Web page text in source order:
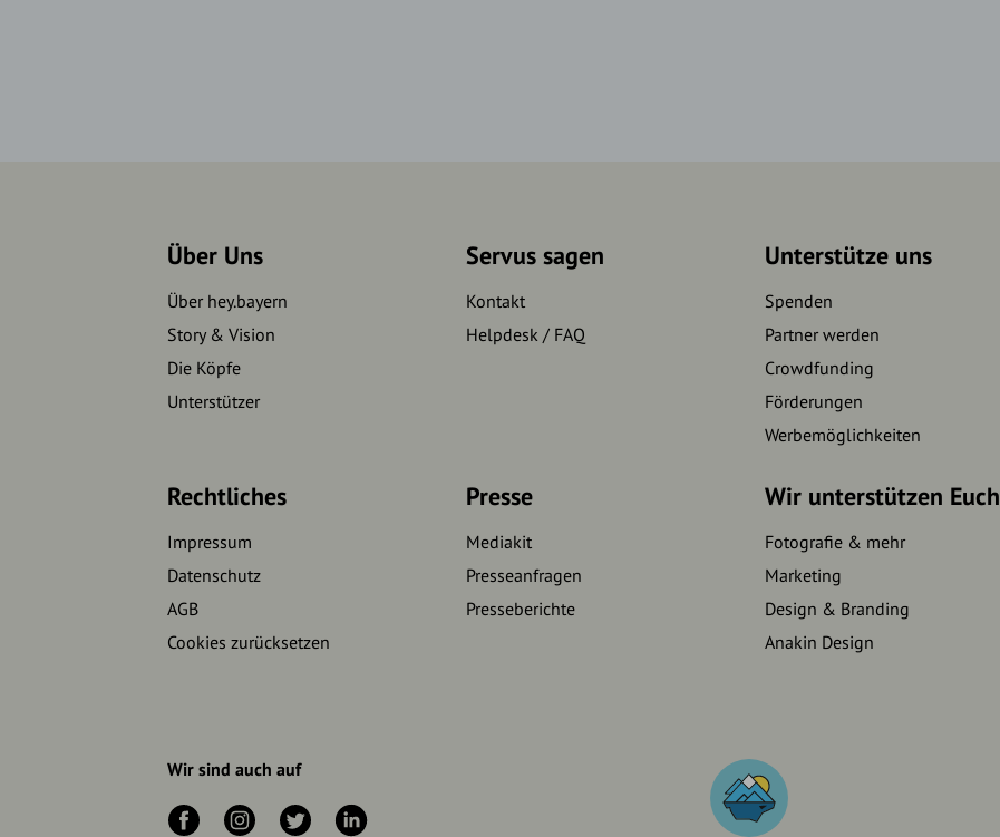
Über Uns
Über hey.bayern
Story & Vision
Die Köpfe
Unterstützer
Servus sagen
Kontakt
Helpdesk / FAQ
Unterstütze uns
Spenden
Partner werden
Crowdfunding
Förderungen
Werbemöglichkeiten
Rechtliches
Impressum
Datenschutz
AGB
Cookies zurücksetzen
Presse
Mediakit
Presseanfragen
Presseberichte
Wir unterstützen Euch
Fotografie & mehr
Marketing
Design & Branding
Anakin Design
Wir sind auch auf